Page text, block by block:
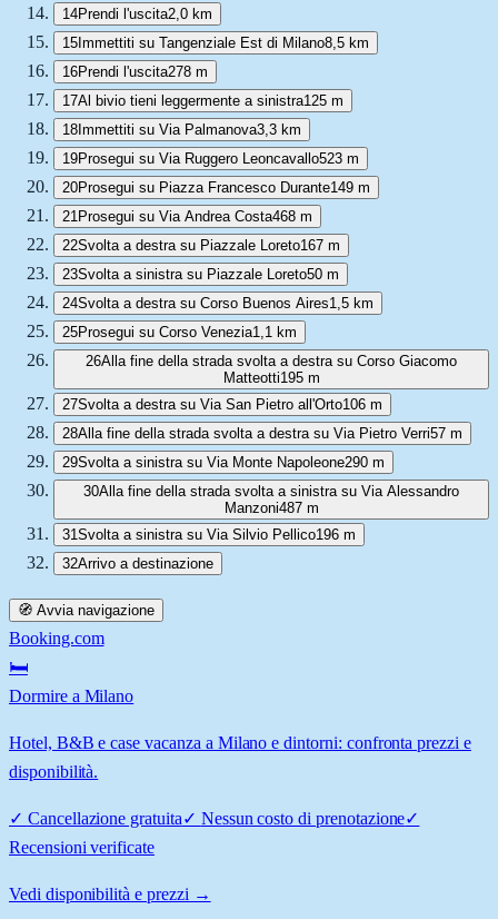
14Prendi l'uscita2,0 km
15Immettiti su Tangenziale Est di Milano8,5 km
16Prendi l'uscita278 m
17Al bivio tieni leggermente a sinistra125 m
18Immettiti su Via Palmanova3,3 km
19Prosegui su Via Ruggero Leoncavallo523 m
20Prosegui su Piazza Francesco Durante149 m
21 Prosegui su Via Andrea Costa468 m
22Svolta a destra su Piazzale Loreto167 m
23Svolta a sinistra su Piazzale Loreto50 m
24Svolta a destra su Corso Buenos Aires1,5 km
25Prosegui su Corso Venezia1,1 km
26Alla fine della strada svolta a destra su Corso Giacomo
Matteotti195 m
27Svolta a destra su Via San Pietro all'Orto106 m
28Alla fine della strada svolta a destra su Via Pietro Verri57 m
29Svolta a sinistra su Via Monte Napoleone290 m
30Alla fine della strada svolta a sinistra su Via Alessandro
Manzoni487 m
31Svolta a sinistra su Via Silvio Pellico196 m
32Arrivo a destinazione
🧭 Avvia navigazione
Booking.com
🛏️
Dormire a Milano
Hotel, B&B e case vacanza a Milano e dintorni: confronta prezzi e
disponibilità.
✓ Cancellazione gratuita✓ Nessun costo di prenotazione✓
Recensioni verificate
Vedi disponibilità e prezzi →